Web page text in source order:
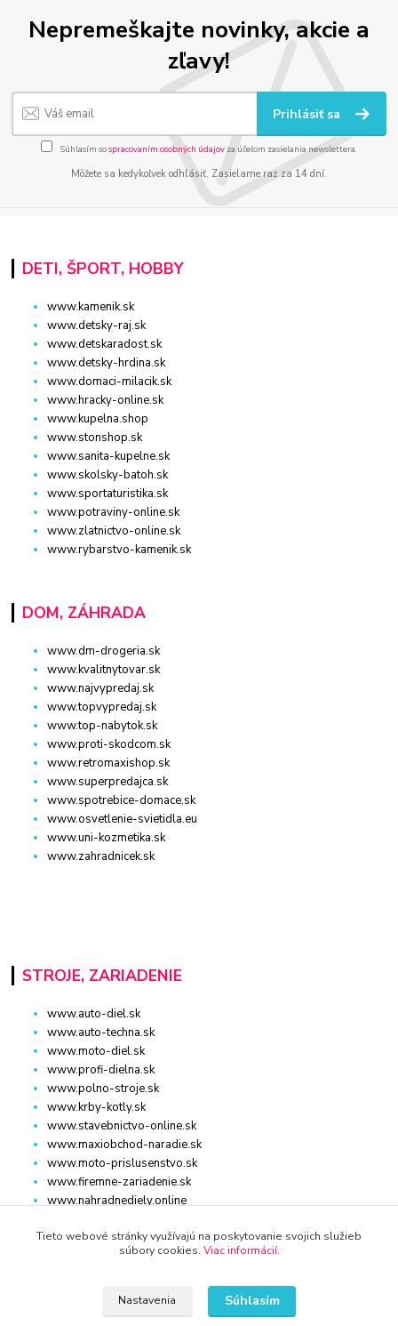
Nepremeškajte novinky, akcie a
zľavy!
Prihlásiť sa
Súhlasím sospracovaním osobných údajov za účelom zasielania newslettera.
Môžete sa kedykoľvek odhlásiť. Zasielame raz za 14 dní.
DETI, ŠPORT, HOBBY
www.kamenik.sk
www.detsky-raj.sk
www.detskaradost.sk
www.detsky-hrdina.sk
www.domaci-milacik.sk
www.hracky-online.sk
www.kupelna.shop
www.stonshop.sk
www.sanita-kupelne.sk
www.skolsky-batoh.sk
www.sportaturistika.sk
www.potraviny-online.sk
www.zlatnictvo-online.sk
www.rybarstvo-kamenik.sk
DOM, ZÁHRADA
www.dm-drogeria.sk
www.kvalitnytovar.sk
www.najvypredaj.sk
www.topvypredaj.sk
www.top-nabytok.sk
www.proti-skodcom.sk
www.retromaxishop.sk
www.superpredajca.sk
www.spotrebice-domace.sk
www.osvetlenie-svietidla.eu
www.uni-kozmetika.sk
www.zahradnicek.sk
STROJE, ZARIADENIE
www.auto-diel.sk
www.auto-techna.sk
www.moto-diel.sk
www.profi-dielna.sk
www.polno-stroje.sk
www.krby-kotly.sk
www.stavebnictvo-online.sk
www.maxiobchod-naradie.sk
www.moto-prislusenstvo.sk
www.firemne-zariadenie.sk
www.nahradnediely.online
www.zlatnictvo-online.sk
www.zariadenie-firmy.sk
Tieto webové stránky využívajú na poskytovanie svojich služieb
súbory cookies. Viac informácií.
Nastavenia Súhlasím